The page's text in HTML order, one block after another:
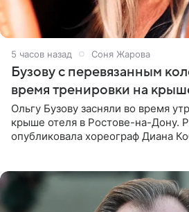
5 часов назад Соня Жарова
Бузову с перевязанным
время тренировки на
Ольгу Бузову засняли во время
крыше отеля в Ростове-на-Дону.
опубликовала хореограф Диана